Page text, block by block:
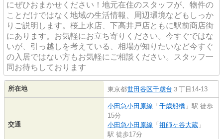
にぜひおまかせください！地元在住のスタッフが、物件の
ことだけではなく地域の生活情報、周辺環境などもしっか
りご説明します。桜上水店、下高井戸店ともに駅前商店街
にあります。お気軽にお立ち寄りください。今すぐではな
いが、引っ越しを考えている、相場が知りたいなど今すぐ
の入居ではない方もお気軽にご相談ください。スタッフ一
同お待ちしております
所在地 東京都世田谷区千歳台 ３丁目14-13
交通
小田急小田原線 「 千歳船橋 」駅 徒歩
15分
小田急小田原線 「 祖師ヶ谷大蔵 」
駅 徒歩17分